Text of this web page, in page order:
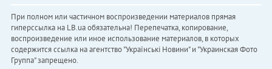
При полном или частичном воспроизведении материалов прямая
гиперссылка на LB.ua обязательна! Перепечатка, копирование,
воспроизведение или иное использование материалов, в которых
содержится ссылка на агентство "Українськi Новини" и "Украинская Фото
Группа" запрещено.